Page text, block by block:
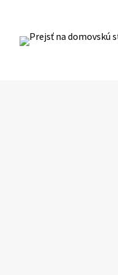
obsah
RSS Mapa Tlačiť